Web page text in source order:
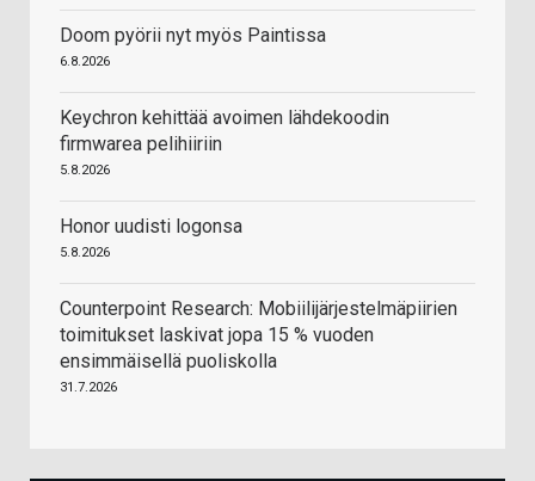
Doom pyörii nyt myös Paintissa
6.8.2026
Keychron kehittää avoimen lähdekoodin
firmwarea pelihiiriin
5.8.2026
Honor uudisti logonsa
5.8.2026
Counterpoint Research: Mobiilijärjestelmäpiirien
toimitukset laskivat jopa 15 % vuoden
ensimmäisellä puoliskolla
31.7.2026